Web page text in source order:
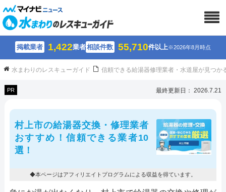
掲載業者 1,422業者相談件数 55,710件以上※2026年8月時点
水まわりのレスキューガイド 信頼できる給湯器修理業者・水道屋が見つか
PR 最終更新日： 2026.7.21
村上市の給湯器交換・修理業者
おすすめ！信頼できる業者10
選！
◆本ページはアフィリエイトプログラムによる収益を得ています。